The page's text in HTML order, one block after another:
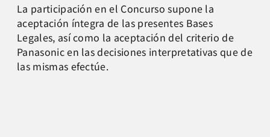
La participación en el Concurso supone la
aceptación íntegra de las presentes Bases
Legales, así como la aceptación del criterio de
Panasonic en las decisiones interpretativas que de
las mismas efectúe.